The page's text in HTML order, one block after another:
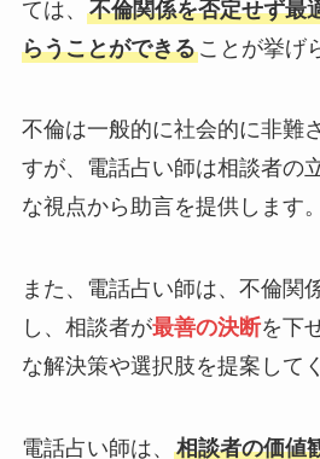
ては、 不倫関係を否定せず最
らうことができることが挙げ
不倫は一般的に社会的に非難
すが、電話占い師は相談者の
な視点から助言を提供します。
また、電話占い師は、不倫関
し、相談者が最善の決断を下
な解決策や選択肢を提案して
電話占い師は、 相談者の価値